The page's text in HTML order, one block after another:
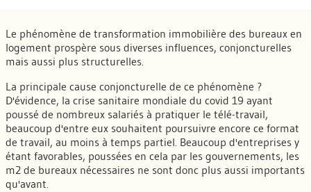
Le phénomène de transformation immobilière des bureaux en
logement prospère sous diverses influences, conjoncturelles
mais aussi plus structurelles.
La principale cause conjoncturelle de ce phénomène ?
D'évidence, la crise sanitaire mondiale du covid 19 ayant
poussé de nombreux salariés à pratiquer le télé-travail,
beaucoup d'entre eux souhaitent poursuivre encore ce format
de travail, au moins à temps partiel. Beaucoup d'entreprises y
étant favorables, poussées en cela par les gouvernements, les
m2 de bureaux nécessaires ne sont donc plus aussi importants
qu'avant.